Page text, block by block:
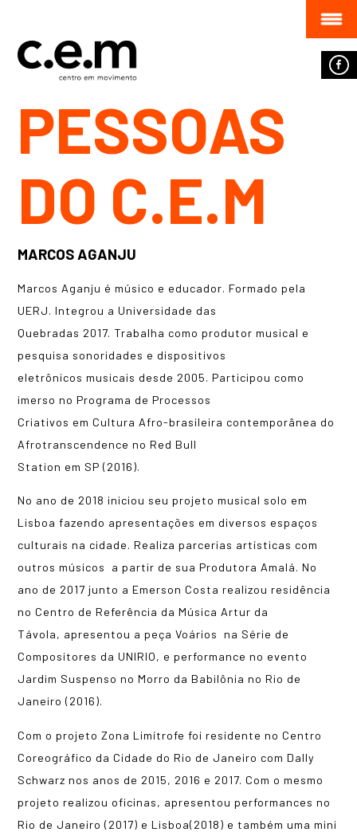
PESSOAS
DO C.E.M
MARCOS AGANJU
Marcos Aganju é músico e educador. Formado pela
UERJ. Integrou a Universidade das
Quebradas 2017. Trabalha como produtor musical e
pesquisa sonoridades e dispositivos
eletrônicos musicais desde 2005. Participou como
imerso no Programa de Processos
Criativos em Cultura Afro-brasileira contemporânea do
Afrotranscendence no Red Bull
Station em SP (2016).
No ano de 2018 iniciou seu projeto musical solo em
Lisboa fazendo apresentações em diversos espaços
culturais na cidade. Realiza parcerias artísticas com
outros músicos a partir de sua Produtora Amalá. No
ano de 2017 junto a Emerson Costa realizou residência
no Centro de Referência da Música Artur da
Távola, apresentou a peça Voários na Série de
Compositores da UNIRIO, e performance no evento
Jardim Suspenso no Morro da Babilônia no Rio de
Janeiro (2016).
Com o projeto Zona Limítrofe foi residente no Centro
Coreográfico da Cidade do Rio de Janeiro com Dally
Schwarz nos anos de 2015, 2016 e 2017. Com o mesmo
projeto realizou oficinas, apresentou performances no
Rio de Janeiro (2017) e Lisboa(2018) e também uma mini